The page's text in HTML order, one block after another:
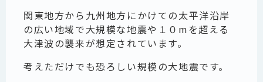
関東地方から九州地方にかけての太平洋沿岸
の広い地域で大規模な地震や１０mを超える
大津波の襲来が想定されています。
考えただけでも恐ろしい規模の大地震です。